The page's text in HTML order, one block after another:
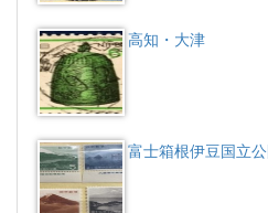
高知・大津
富士箱根伊豆国立公